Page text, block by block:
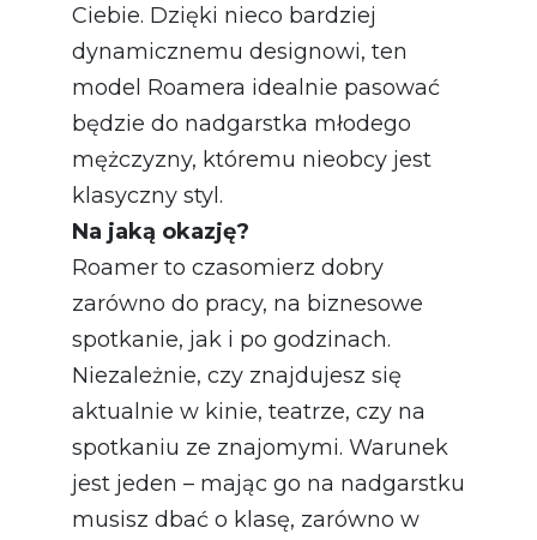
Ciebie. Dzięki nieco bardziej
dynamicznemu designowi, ten
model Roamera idealnie pasować
będzie do nadgarstka młodego
mężczyzny, któremu nieobcy jest
klasyczny styl.
Na jaką okazję?
Roamer to czasomierz dobry
zarówno do pracy, na biznesowe
spotkanie, jak i po godzinach.
Niezależnie, czy znajdujesz się
aktualnie w kinie, teatrze, czy na
spotkaniu ze znajomymi. Warunek
jest jeden – mając go na nadgarstku
musisz dbać o klasę, zarówno w